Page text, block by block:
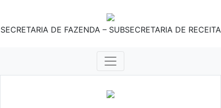
SECRETARIA DE FAZENDA – SUBSECRETARIA DE RECEITA